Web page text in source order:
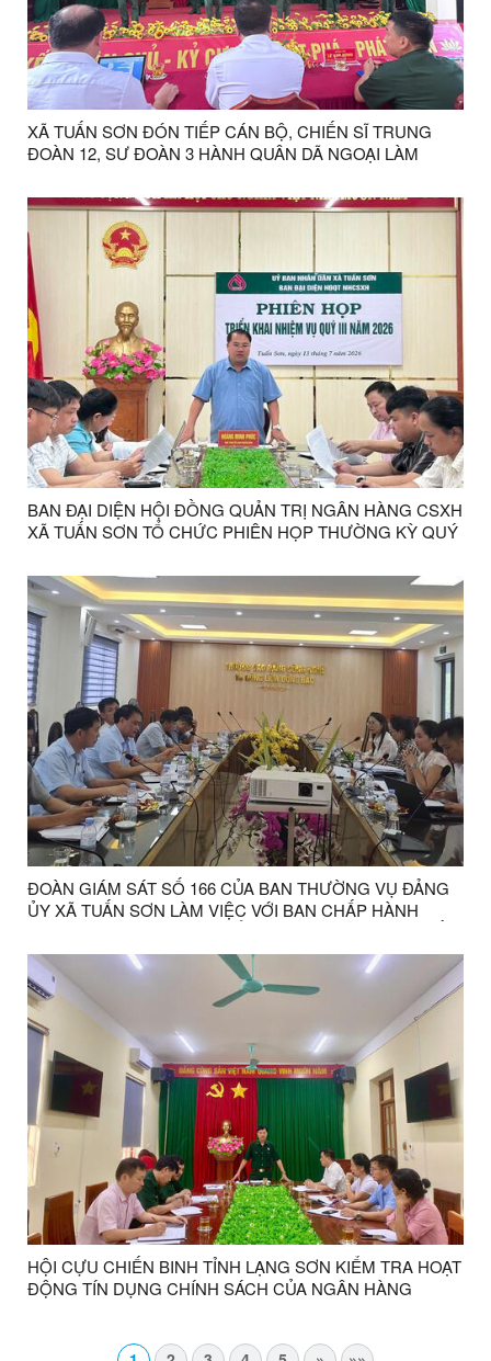
XÃ TUẤN SƠN ĐÓN TIẾP CÁN BỘ, CHIẾN SĨ TRUNG
ĐOÀN 12, SƯ ĐOÀN 3 HÀNH QUÂN DÃ NGOẠI LÀM
BAN ĐẠI DIỆN HỘI ĐỒNG QUẢN TRỊ NGÂN HÀNG CSXH
XÃ TUẤN SƠN TỔ CHỨC PHIÊN HỌP THƯỜNG KỲ QUÝ
ĐOÀN GIÁM SÁT SỐ 166 CỦA BAN THƯỜNG VỤ ĐẢNG
ỦY XÃ TUẤN SƠN LÀM VIỆC VỚI BAN CHẤP HÀNH
HỘI CỰU CHIẾN BINH TỈNH LẠNG SƠN KIỂM TRA HOẠT
ĐỘNG TÍN DỤNG CHÍNH SÁCH CỦA NGÂN HÀNG